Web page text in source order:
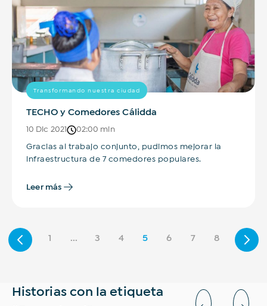
Transformando nuestra ciudad
TECHO y Comedores Cálidda
10 Dic 2021 02:00 min
Gracias al trabajo conjunto, pudimos mejorar la
infraestructura de 7 comedores populares.
Leer más
1 ... 3 4 5 6 7 8
Historias con la etiqueta